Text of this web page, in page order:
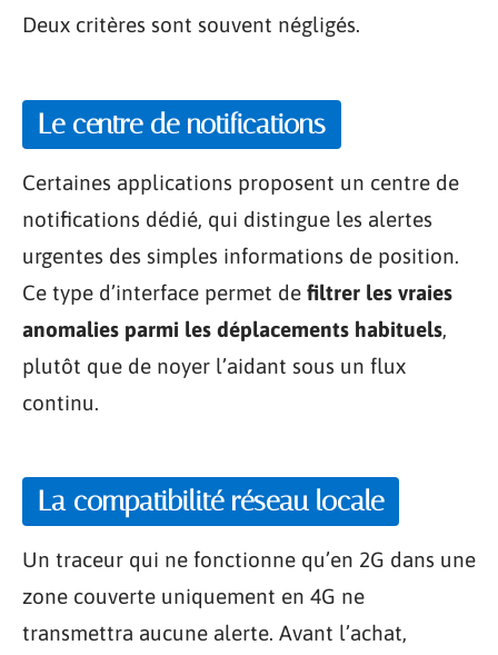
Deux critères sont souvent négligés.
Le centre de notifications
Certaines applications proposent un centre de
notifications dédié, qui distingue les alertes
urgentes des simples informations de position.
Ce type d’interface permet de filtrer les vraies
anomalies parmi les déplacements habituels,
plutôt que de noyer l’aidant sous un flux
continu.
La compatibilité réseau locale
Un traceur qui ne fonctionne qu’en 2G dans une
zone couverte uniquement en 4G ne
transmettra aucune alerte. Avant l’achat,